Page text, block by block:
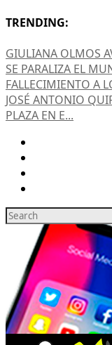
TRENDING:
GIULIANA OLMOS
SE PARALIZA EL
FALLECIMIENTO A
JOSÉ ANTONIO
PLAZA EN E...